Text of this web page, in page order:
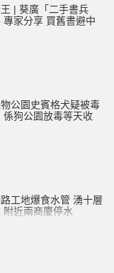
| 葵廣「二手書兵
專家分享 買舊書避中
公園史賓格犬疑被毒
：係狗公園放毒等天收
工地爆食水管 湧十層
附近兩商廈停水